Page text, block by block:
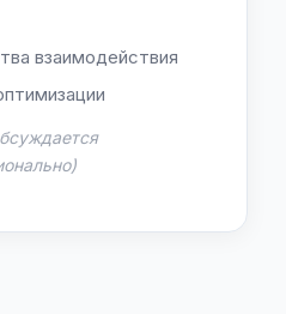
взаимодействия